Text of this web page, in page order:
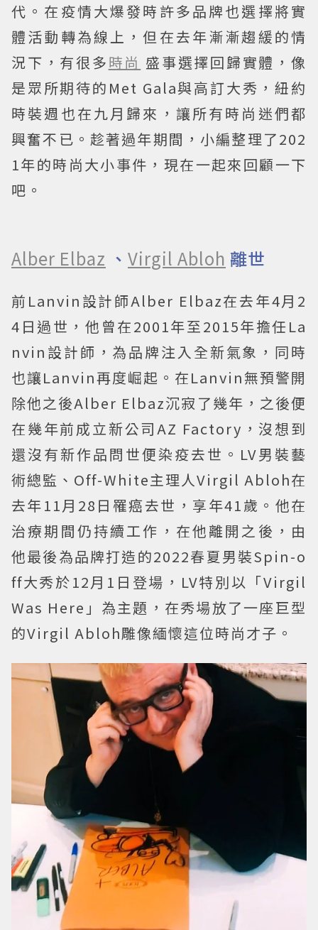
代。在疫情大爆發時許多品牌也選擇將實
體活動轉為線上，但在去年漸漸趨緩的情
況下，有很多時尚 盛事選擇回歸實體，像
是眾所期待的Met Gala與高訂大秀，紐約
時裝週也在九月歸來，讓所有時尚迷們都
興奮不已。趁著過年期間，小編整理了202
1年的時尚大小事件，現在一起來回顧一下
吧。
Alber Elbaz 、 Virgil Abloh 離世
前Lanvin設計師Alber Elbaz在去年4月2
4日過世，他曾在2001年至2015年擔任La
nvin設計師，為品牌注入全新氣象，同時
也讓Lanvin再度崛起。在Lanvin無預警開
除他之後Alber Elbaz沉寂了幾年，之後便
在幾年前成立新公司AZ Factory，沒想到
還沒有新作品問世便染疫去世。LV男裝藝
術總監、Off-White主理人Virgil Abloh在
去年11月28日罹癌去世，享年41歲。他在
治療期間仍持續工作，在他離開之後，由
他最後為品牌打造的2022春夏男裝Spin-o
ff大秀於12月1日登場，LV特別以「Virgil
Was Here」為主題，在秀場放了一座巨型
的Virgil Abloh雕像緬懷這位時尚才子。